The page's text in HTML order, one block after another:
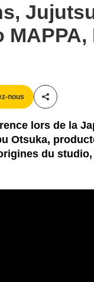
nous
Partager
lors de la
Otsuka,
du